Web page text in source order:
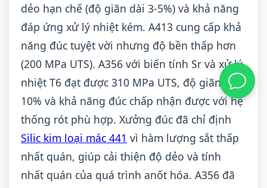
dẻo hạn chế (độ giãn dài 3-5%) và khả năng
đáp ứng xử lý nhiệt kém. A413 cung cấp khả
năng đúc tuyệt vời nhưng độ bền thấp hơn
(200 MPa UTS). A356 với biến tính Sr và xử lý
nhiệt T6 đạt được 310 MPa UTS, độ giãn dài
10% và khả năng đúc chấp nhận được với hệ
thống rót phù hợp. Xưởng đúc đã chỉ định
Silic kim loại mác 441 vì hàm lượng sắt thấp
nhất quán, giúp cải thiện độ dẻo và tính
nhất quán của quá trình anốt hóa. A356 đã